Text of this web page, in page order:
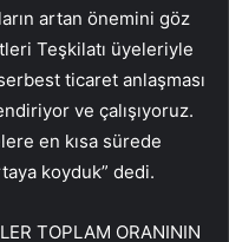
artan önemini göz
Teşkilatı üyeleriyle
ticaret anlaşması
ve çalışıyoruz.
en kısa sürede
koyduk” dedi.
TOPLAM ORANININ